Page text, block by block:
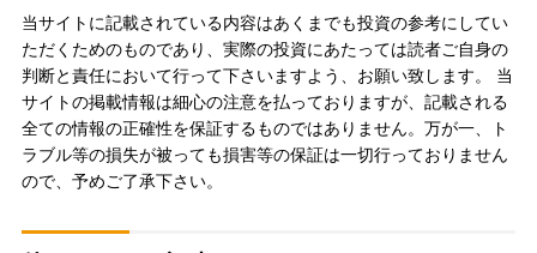
当サイトに記載されている内容はあくまでも投資の参考にしてい
ただくためのものであり、実際の投資にあたっては読者ご自身の
判断と責任において行って下さいますよう、お願い致します。 当
サイトの掲載情報は細心の注意を払っておりますが、記載される
全ての情報の正確性を保証するものではありません。万が一、ト
ラブル等の損失が被っても損害等の保証は一切行っておりません
ので、予めご了承下さい。